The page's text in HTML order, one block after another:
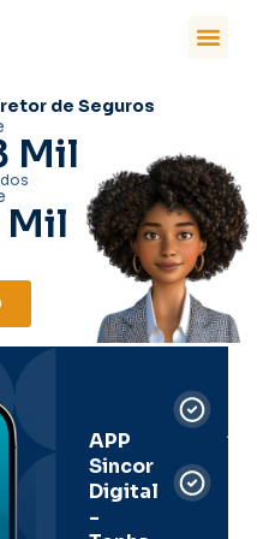
de Seguros
Mil
Mil
APP
Sincor
Digital
-